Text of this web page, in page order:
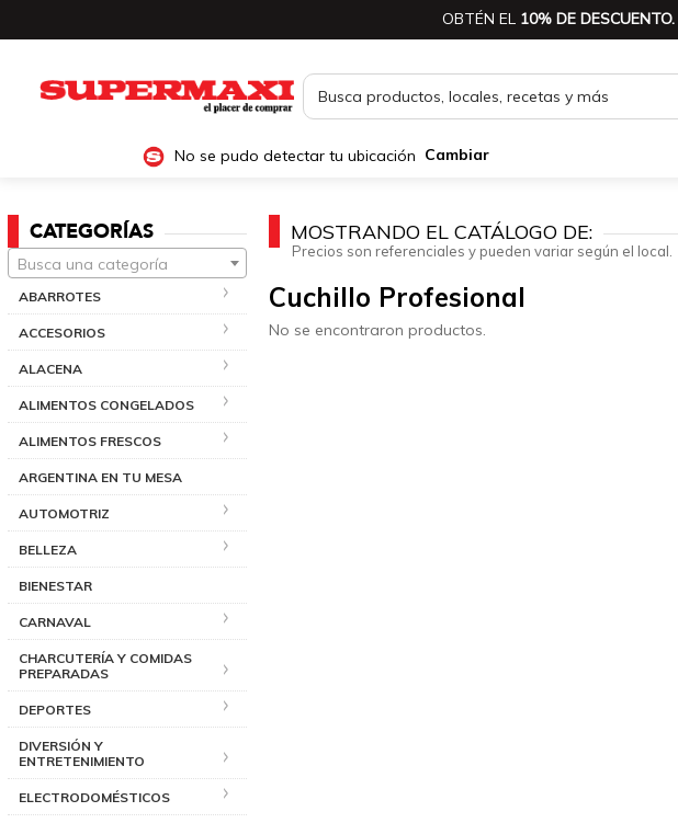
OBTÉN EL 10% DE DESCUENTO.
No se pudo detectar tu ubicación Cambiar
CATEGORÍAS
Busca una categoría
ABARROTES
ACCESORIOS
ALACENA
ALIMENTOS CONGELADOS
ALIMENTOS FRESCOS
ARGENTINA EN TU MESA
AUTOMOTRIZ
BELLEZA
BIENESTAR
CARNAVAL
CHARCUTERÍA Y COMIDAS
PREPARADAS
DEPORTES
DIVERSIÓN Y
ENTRETENIMIENTO
ELECTRODOMÉSTICOS
MOSTRANDO EL CATÁLOGO DE:
Precios son referenciales y pueden variar según el local.
Cuchillo Profesional
No se encontraron productos.